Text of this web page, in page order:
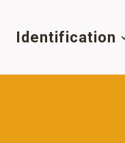
Identification